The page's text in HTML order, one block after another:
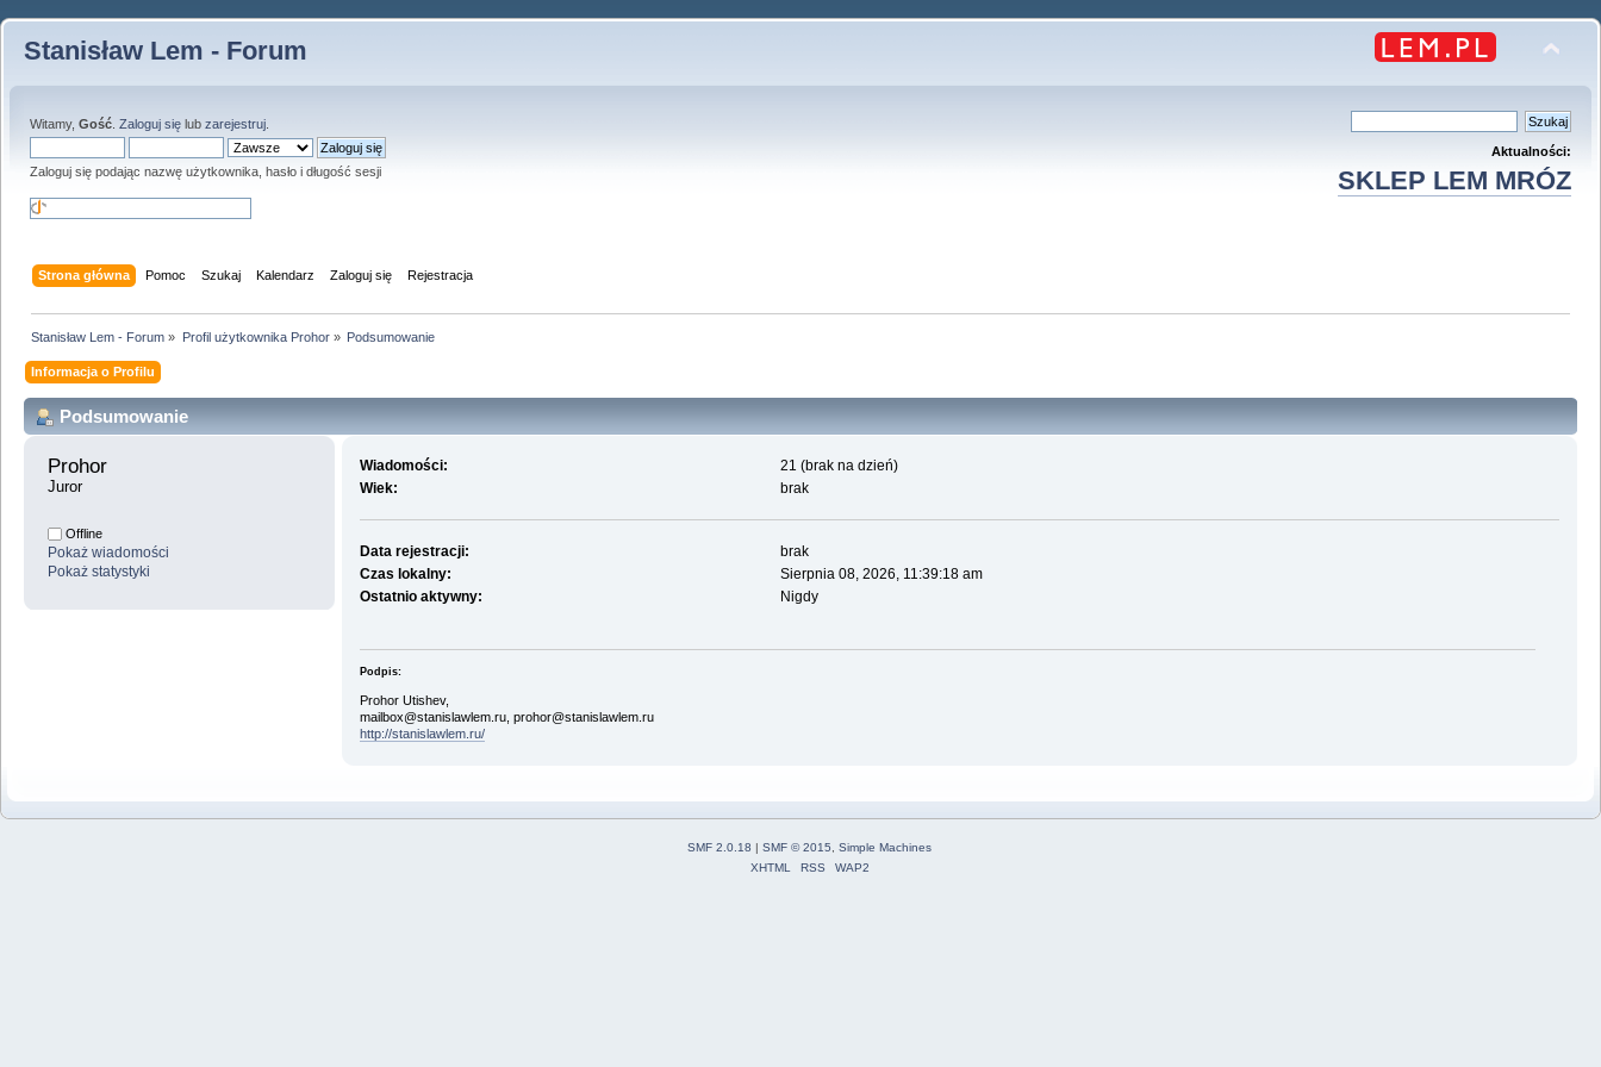
Stanisław Lem - Forum
Witamy, Gość Zaloguj się lub zarejestruj
Zaloguj się podając nazwę użytkownika, hasło i długość sesji
Aktualności:
SKLEP LEM MRÓZ
Strona główna Pomoc Szukaj Kalendarz Zaloguj się Rejestracja
Stanisław Lem - Forum » Profil użytkownika Prohor» Podsumowanie
Informacja o Profilu
Podsumowanie
Prohor
Juror
Offline
Pokaż wiadomości
Pokaż statystyki
Wiadomości:
21 (brak na dzień)
Wiek:
brak
Data rejestracji:
brak
Czas lokalny:
Sierpnia 08, 2026, 11:39:18 am
Ostatnio aktywny:
Nigdy
Podpis:
Prohor Utishev,
mailbox@stanislawlem.ru, prohor@stanislawlem.ru
http://stanislawlem.ru/
SMF 2.0.18 | SMF © 2015
Simple Machines
XHTML
RSS WAP2